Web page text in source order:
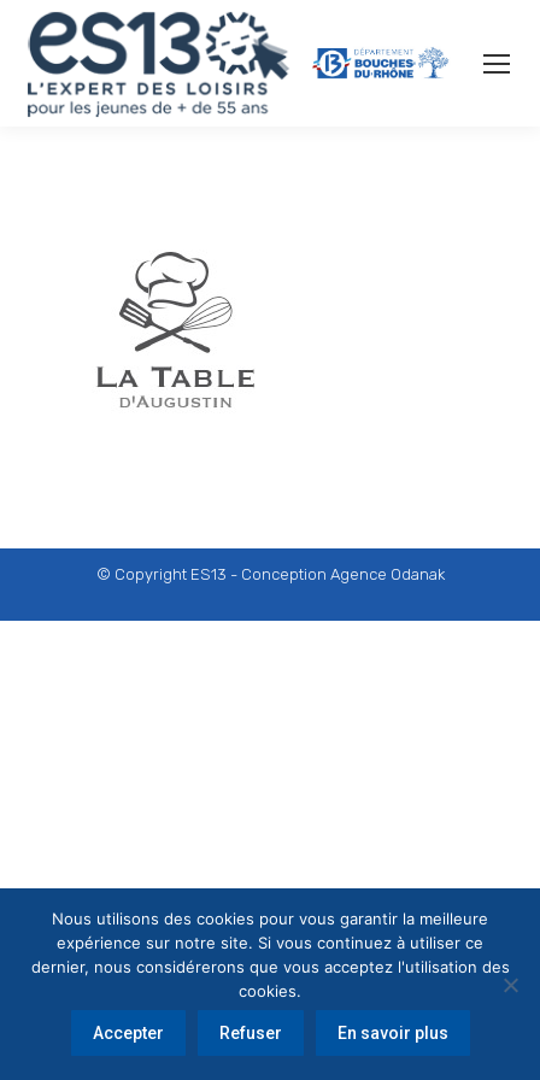
© Copyright ES13 - Conception Agence Odanak
Nous utilisons des cookies pour vous garantir la meilleure
expérience sur notre site. Si vous continuez à utiliser ce
dernier, nous considérerons que vous acceptez l'utilisation des
cookies.
Accepter Refuser En savoir plus